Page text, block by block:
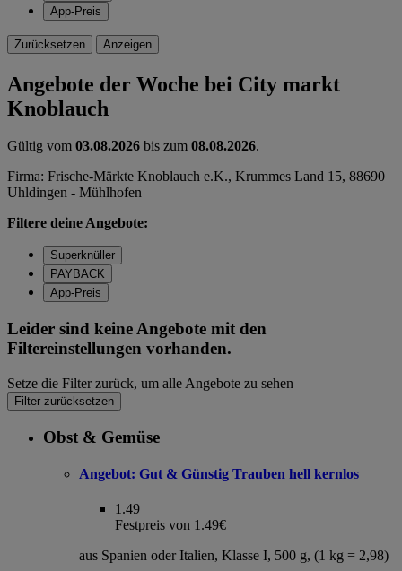
App-Preis
Zurücksetzen Anzeigen
Angebote der Woche bei City markt
Knoblauch
Gültig vom 03.08.2026 bis zum 08.08.2026.
Firma: Frische-Märkte Knoblauch e.K., Krummes Land 15, 88690
Uhldingen - Mühlhofen
Filtere deine Angebote:
Superknüller
PAYBACK
App-Preis
Leider sind keine Angebote mit den
Filtereinstellungen vorhanden.
Setze die Filter zurück, um alle Angebote zu sehen
Filter zurücksetzen
Obst & Gemüse
Angebot: Gut & Günstig Trauben hell kernlos
1.49
Festpreis von 1.49€
aus Spanien oder Italien, Klasse I, 500 g, (1 kg = 2,98)